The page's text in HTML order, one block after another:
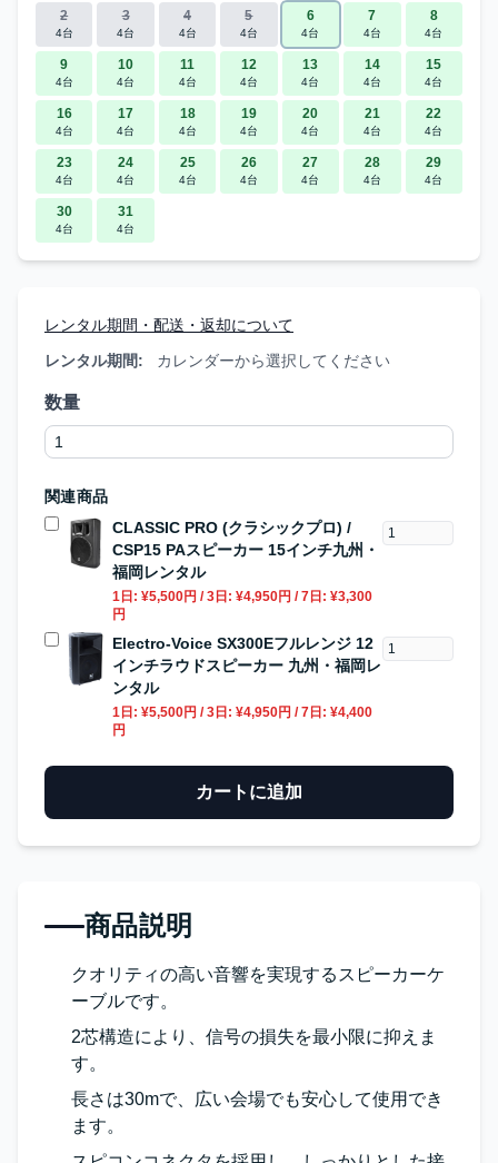
2
4台
3
4台
4
4台
5
4台
6
4台
7
4台
8
4台
9
4台
10
4台
11
4台
12
4台
13
4台
14
4台
15
4台
16
4台
17
4台
18
4台
19
4台
20
4台
21
4台
22
4台
23
4台
24
4台
25
4台
26
4台
27
4台
28
4台
29
4台
30
4台
31
4台
レンタル期間・配送・返却について
レンタル期間:
カレンダーから選択してください
数量
関連商品
CLASSIC PRO (クラシックプロ) /
CSP15 PAスピーカー 15インチ九州・
福岡レンタル
1日: ¥5,500円 / 3日: ¥4,950円 / 7日: ¥3,300
円
Electro-Voice SX300Eフルレンジ 12
インチラウドスピーカー 九州・福岡レ
ンタル
1日: ¥5,500円 / 3日: ¥4,950円 / 7日: ¥4,400
円
カートに追加
商品説明
クオリティの高い音響を実現するスピーカーケ
ーブルです。
2芯構造により、信号の損失を最小限に抑えま
す。
長さは30mで、広い会場でも安心して使用でき
ます。